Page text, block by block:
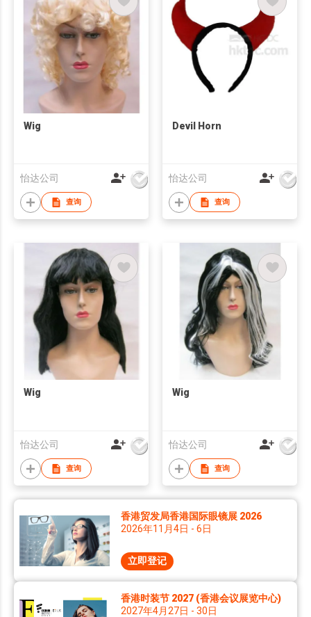
Wig
怡达公司
查询
Devil Horn
怡达公司
查询
Wig
怡达公司
查询
Wig
怡达公司
查询
香港贸发局香港国际眼镜展 2026
2026年11月4日 - 6日
立即登记
香港时装节 2027 (香港会议展览中心)
2027年4月27日 - 30日